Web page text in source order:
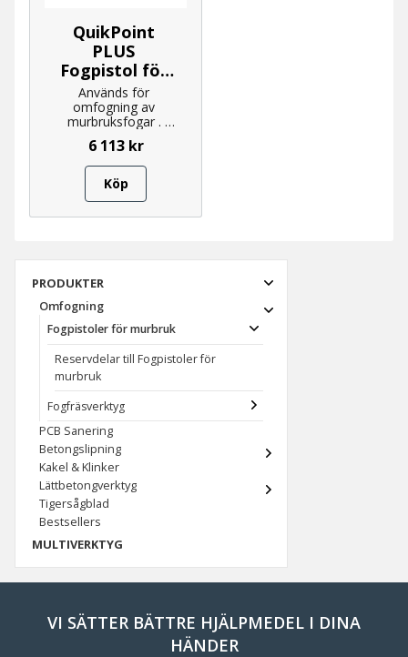
QuikPoint
PLUS
Fogpistol för
murbruk
Används för
omfogning av
murbruksfogar .
Monteras direkt på
borrmaskin eller
skruvdragare.
6 113kr
Köp
PRODUKTER
Omfogning
Fogpistoler för murbruk
Reservdelar till Fogpistoler för
murbruk
Fogfräsverktyg
PCB Sanering
Betongslipning
Kakel & Klinker
Lättbetongverktyg
Tigersågblad
Bestsellers
MULTIVERKTYG
VI SÄTTER BÄTTRE HJÄLPMEDEL I DINA
HÄNDER